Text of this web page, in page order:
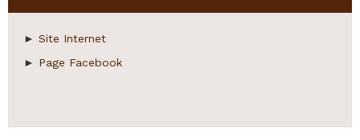
► Site Internet
► Page Facebook